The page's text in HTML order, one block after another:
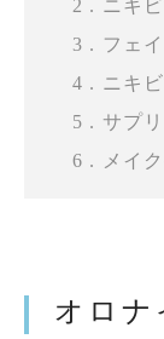
2 . ニキ
3 . フェ
4 . ニキ
5 . サプ
6 . メイ
オロナ